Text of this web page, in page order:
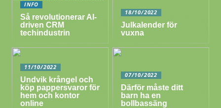
INFO
Så revolutionerar AI-
driven CRM
techindustrin
18/10/2022
Julkalender för
vuxna
11/10/2022
Undvik krångel och
köp pappersvaror för
hem och kontor
online
07/10/2022
Därför måste ditt
barn ha en
bollbassäng